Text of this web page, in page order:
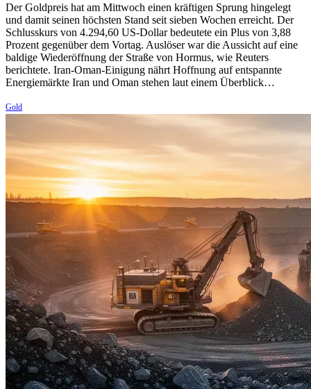
Der Goldpreis hat am Mittwoch einen kräftigen Sprung hingelegt
und damit seinen höchsten Stand seit sieben Wochen erreicht. Der
Schlusskurs von 4.294,60 US-Dollar bedeutete ein Plus von 3,88
Prozent gegenüber dem Vortag. Auslöser war die Aussicht auf eine
baldige Wiederöffnung der Straße von Hormus, wie Reuters
berichtete. Iran-Oman-Einigung nährt Hoffnung auf entspannte
Energiemärkte Iran und Oman stehen laut einem Überblick…
Gold